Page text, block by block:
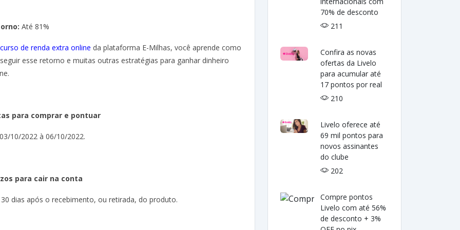
Até 81%
curso de renda extra online da plataforma E-Milhas, você aprende como
esse retorno e muitas outras estratégias para ganhar dinheiro
para comprar e pontuar
10/2022 à 06/10/2022.
para cair na conta
dias após o recebimento, ou retirada, do produto.
70% de desconto
211
Confira as novas
ofertas da Livelo
para acumular até
17 pontos por real
210
Livelo oferece até
69 mil pontos para
novos assinantes
do clube
202
Compre pontos
Livelo com até 56%
de desconto + 3%